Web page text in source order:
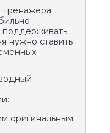
поддерживать
нужно ставить
оригинальным